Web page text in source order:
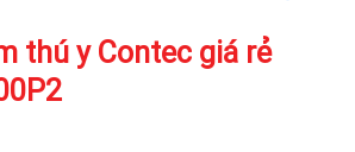
thú y Contec giá rẻ